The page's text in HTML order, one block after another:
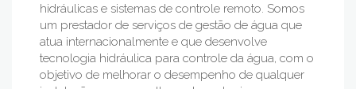
hidráulicas e sistemas de controle remoto. Somos
um prestador de serviços de gestão de água que
atua internacionalmente e que desenvolve
tecnologia hidráulica para controle da água, com o
objetivo de melhorar o desempenho de qualquer